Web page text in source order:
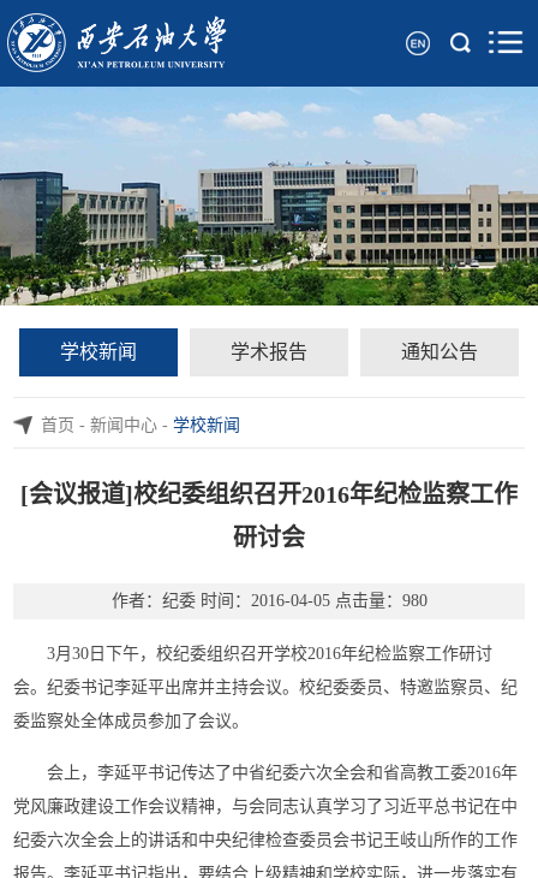
学校新闻 学术报告 通知公告
首页-新闻中心-学校新闻
[会议报道]校纪委组织召开2016年纪检监察工作
研讨会
作者：纪委 时间：2016-04-05 点击量： 980
3月30日下午，校纪委组织召开学校2016年纪检监察工作研讨
会。纪委书记李延平出席并主持会议。校纪委委员、特邀监察员、纪
委监察处全体成员参加了会议。
会上，李延平书记传达了中省纪委六次全会和省高教工委2016年
党风廉政建设工作会议精神，与会同志认真学习了习近平总书记在中
纪委六次全会上的讲话和中央纪律检查委员会书记王岐山所作的工作
报告。李延平书记指出，要结合上级精神和学校实际，进一步落实有